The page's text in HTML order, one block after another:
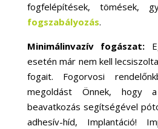
fogfelépítések, tömések,
fogszabályozás.
Minimálinvazív fogászat:
esetén már nem kell
fogait. Fogorvosi
megoldást Önnek, hogy
beavatkozás segítségével
adhesív-híd, Implantáció!